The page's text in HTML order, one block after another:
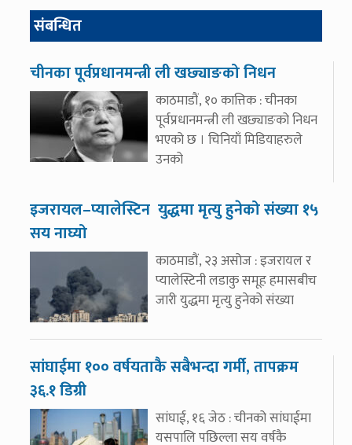
संबन्धित
चीनका पूर्वप्रधानमन्त्री ली खछ्याङको निधन
काठमाडौं, १० कात्तिक : चीनका
पूर्वप्रधानमन्त्री ली खछ्याङको निधन
भएको छ । चिनियाँ मिडियाहरुले
उनको
इजरायल–प्यालेस्टिन युद्धमा मृत्यु हुनेको संख्या १५
सय नाघ्यो
काठमाडौं, २३ असोज : इजरायल र
प्यालेस्टिनी लडाकु समूह हमासबीच
जारी युद्धमा मृत्यु हुनेको संख्या
सांघाईमा १०० वर्षयताकै सबैभन्दा गर्मी, तापक्रम
३६.१ डिग्री
सांघाई, १६ जेठ : चीनको सांघाईमा
यसपालि पछिल्ला सय वर्षकै